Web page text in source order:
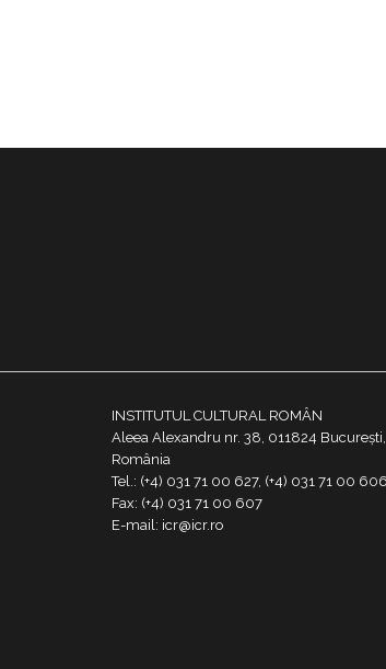
INSTITUTUL CULTURAL ROMÂN
Aleea Alexandru nr. 38, 011824 București,
România
Tel.: (+4) 031 71 00 627, (+4) 031 71 00 606
Fax: (+4) 031 71 00 607
E-mail: icr@icr.ro